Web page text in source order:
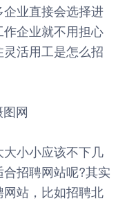
业直接会选择进
企业就不用担心
灵活用工是怎么招
网
小小应该不下几
招聘网站呢?其实
站，比如招聘北